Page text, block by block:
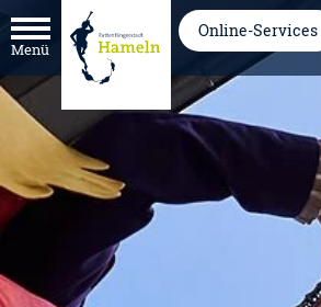
Menü
Online-Services